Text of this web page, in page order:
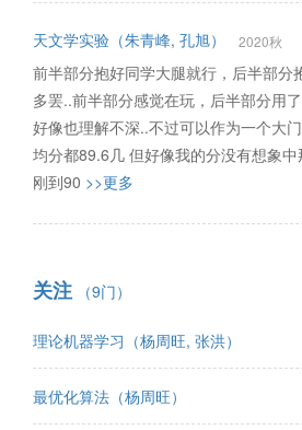
天文学实验（朱青峰, 孔旭） 2020秋
前半部分抱好同学大腿就行，后半部分
多罢..前半部分感觉在玩，后半部分用
好像也理解不深..不过可以作为一个大
均分都89.6几 但好像我的分没有想象
刚到90 >>更多
关注 （9门）
理论机器学习（杨周旺, 张洪）
最优化算法（杨周旺）